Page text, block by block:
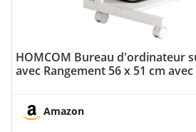
HOMCOM Bureau d'ordinateur
avec Rangement 56 x 51 cm
Amazon